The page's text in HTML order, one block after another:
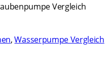
Vergleich
,Wasserpumpe Vergleich